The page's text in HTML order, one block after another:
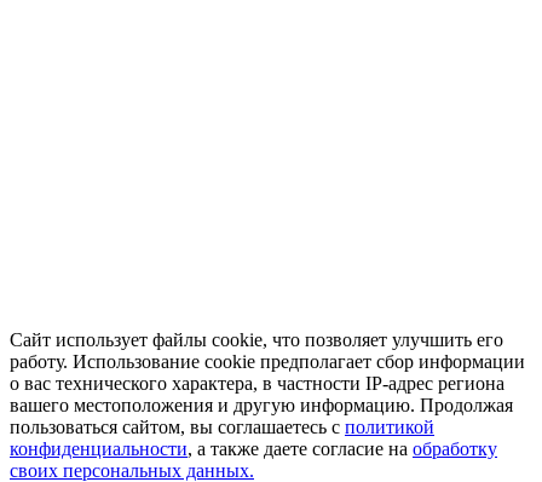
Сайт использует файлы cookie, что позволяет улучшить его
работу. Использование cookie предполагает сбор информации
о вас технического характера, в частности IP-адрес региона
вашего местоположения и другую информацию. Продолжая
пользоваться сайтом, вы соглашаетесь с политикой
конфиденциальности, а также даете согласие на обработку
своих персональных данных.